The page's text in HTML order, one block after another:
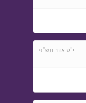
י"ט אדר תש"פ